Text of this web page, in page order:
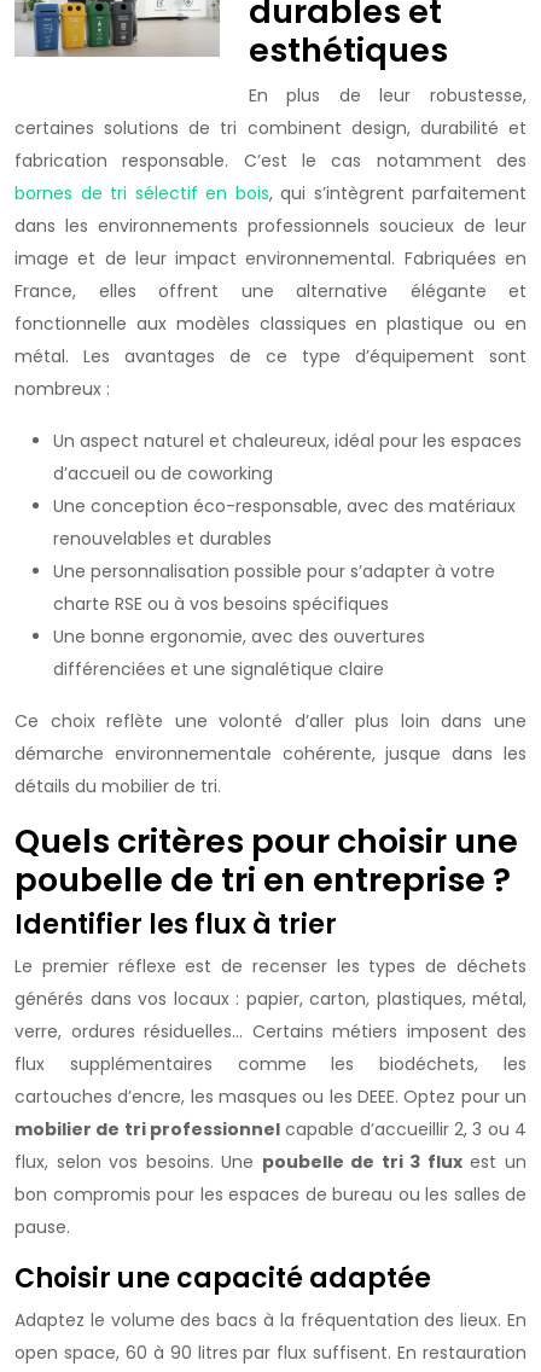
durables et
esthétiques
En plus de leur robustesse,
certaines solutions de tri combinent design, durabilité et
fabrication responsable. C’est le cas notamment des
bornes de tri sélectif en bois, qui s’intègrent parfaitement
dans les environnements professionnels soucieux de leur
image et de leur impact environnemental. Fabriquées en
France, elles offrent une alternative élégante et
fonctionnelle aux modèles classiques en plastique ou en
métal. Les avantages de ce type d’équipement sont
nombreux :
Un aspect naturel et chaleureux, idéal pour les espaces
d’accueil ou de coworking
Une conception éco-responsable, avec des matériaux
renouvelables et durables
Une personnalisation possible pour s’adapter à votre
charte RSE ou à vos besoins spécifiques
Une bonne ergonomie, avec des ouvertures
différenciées et une signalétique claire
Ce choix reflète une volonté d’aller plus loin dans une
démarche environnementale cohérente, jusque dans les
détails du mobilier de tri.
Quels critères pour choisir une
poubelle de tri en entreprise ?
Identifier les flux à trier
Le premier réflexe est de recenser les types de déchets
générés dans vos locaux : papier, carton, plastiques, métal,
verre, ordures résiduelles… Certains métiers imposent des
flux supplémentaires comme les biodéchets, les
cartouches d’encre, les masques ou les DEEE. Optez pour un
mobilier de tri professionnel capable d’accueillir 2, 3 ou 4
flux, selon vos besoins. Une poubelle de tri 3 fluxest un
bon compromis pour les espaces de bureau ou les salles de
pause.
Choisir une capacité adaptée
Adaptez le volume des bacs à la fréquentation des lieux. En
open space, 60 à 90 litres par flux suffisent. En restauration